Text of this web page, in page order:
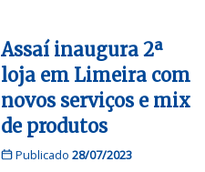
Assaí inaugura 2ª
loja em Limeira com
novos serviços e mix
de produtos
Publicado 28/07/2023